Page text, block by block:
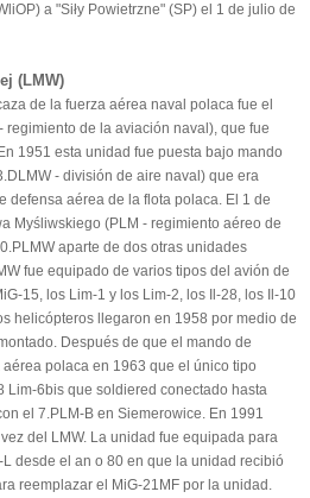
a "Siły Powietrzne" (SP) el 1 de julio de
(LMW)
de la fuerza aérea naval polaca fue el
regimiento de la aviación naval), que fue
1951 esta unidad fue puesta bajo mando
- división de aire naval) que era
defensa aérea de la flota polaca. El 1 de
Myśliwskiego (PLM - regimiento aéreo de
aparte de dos otras unidades
fue equipado de varios tipos del avión de
15, los Lim-1 y los Lim-2, los Il-28, los Il-10
helicópteros llegaron en 1958 por medio de
Después de que el mando de
polaca en 1963 que el único tipo
Lim-6bis que soldiered conectado hasta
el 7.PLM-B en Siemerowice. En 1991
del LMW. La unidad fue equipada para
desde el an o 80 en que la unidad recibió
reemplazar el MiG-21MF por la unidad.